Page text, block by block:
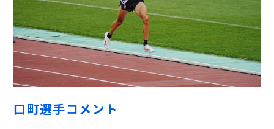
口町選手コメント